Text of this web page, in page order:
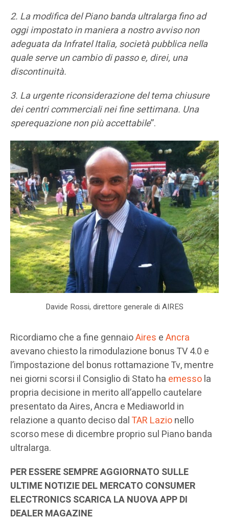
2. La modifica del Piano banda ultralarga fino ad
oggi impostato in maniera a nostro avviso non
adeguata da Infratel Italia, società pubblica nella
quale serve un cambio di passo e, direi, una
discontinuità.
3. La urgente riconsiderazione del tema chiusure
dei centri commerciali nei fine settimana. Una
sperequazione non più accettabile”.
Davide Rossi, direttore generale di AIRES
Ricordiamo che a fine gennaioAires eAncra
avevano chiesto la rimodulazione bonus TV 4.0 e
l’impostazione del bonus rottamazione Tv, mentre
nei giorni scorsi il Consiglio di Stato ha emessola
propria decisione in merito all’appello cautelare
presentato da Aires, Ancra e Mediaworld in
relazione a quanto deciso dalTAR Lazionello
scorso mese di dicembre proprio sul Piano banda
ultralarga.
PER ESSERE SEMPRE AGGIORNATO SULLE
ULTIME NOTIZIE DEL MERCATO CONSUMER
ELECTRONICS SCARICA LA NUOVA APP DI
DEALER MAGAZINE